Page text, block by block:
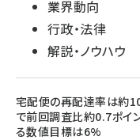
業界動向
行政・法律
解説・ノウハウ
宅配便の再配達率は約
で前回調査比約0.7ポイ
る数値目標は6%